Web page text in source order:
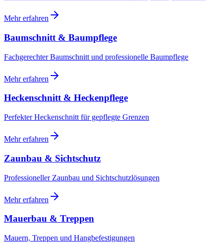
Mehr erfahren
Baumschnitt & Baumpflege
Fachgerechter Baumschnitt und professionelle Baumpflege
Mehr erfahren
Heckenschnitt & Heckenpflege
Perfekter Heckenschnitt für gepflegte Grenzen
Mehr erfahren
Zaunbau & Sichtschutz
Professioneller Zaunbau und Sichtschutzlösungen
Mehr erfahren
Mauerbau & Treppen
Mauern, Treppen und Hangbefestigungen